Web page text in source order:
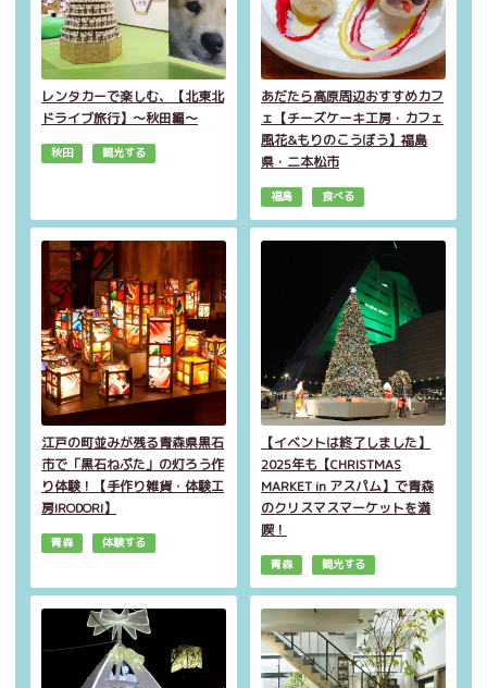
レンタカーで楽しむ、【北東北
ドライブ旅行】～秋田編～
秋田 観光する
あだたら高原周辺おすすめカフ
ェ【チーズケーキ工房・カフェ
風花&もりのこうぼう】福島
県・二本松市
福島 食べる
江戸の町並みが残る青森県黒石
市で「黒石ねぷた」の灯ろう作
り体験！【手作り雑貨・体験工
房IRODORI】
青森 体験する
【イベントは終了しました】
2025年も【CHRISTMAS
MARKET in アスパム】で青森
のクリスマスマーケットを満
喫！
青森 観光する